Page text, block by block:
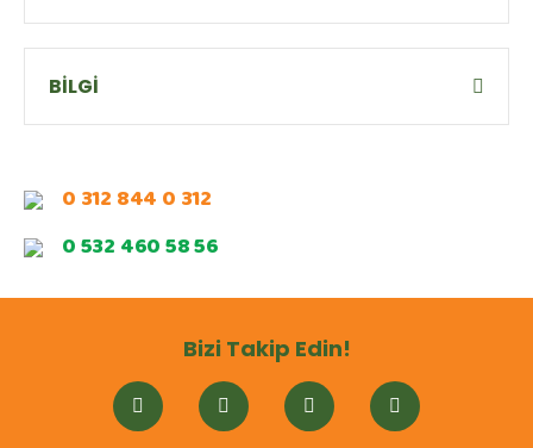
BİLGİ
0 312 844 0 312
0 532 460 58 56
Bizi Takip Edin!